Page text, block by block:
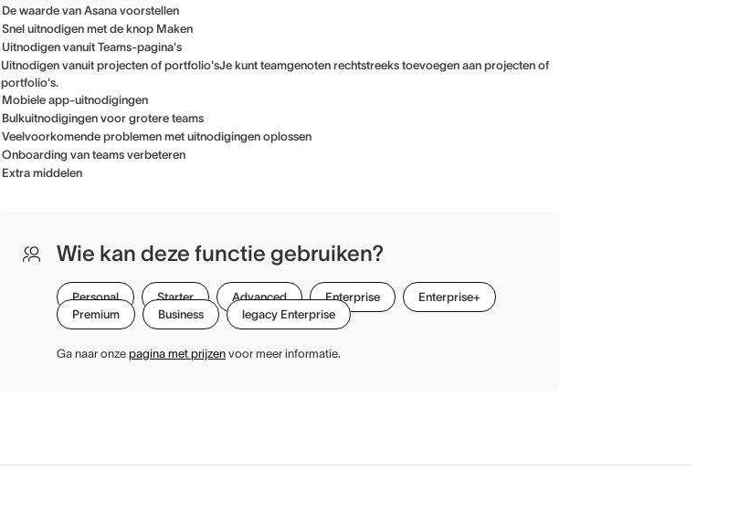
De waarde van Asana voorstellen
Snel uitnodigen met de knop Maken
Uitnodigen vanuit Teams-pagina's
Uitnodigen vanuit projecten of portfolio'sJe kunt teamgenoten rechtstreeks toevoegen aan projecten of
portfolio's.
Mobiele app-uitnodigingen
Bulkuitnodigingen voor grotere teams
Veelvoorkomende problemen met uitnodigingen oplossen
Onboarding van teams verbeteren
Extra middelen
Wie kan deze functie gebruiken?
Personal Starter Advanced Enterprise
Enterprise+
Premium
Business legacy Enterprise
Ga naar onze pagina met prijzen voor meer informatie.